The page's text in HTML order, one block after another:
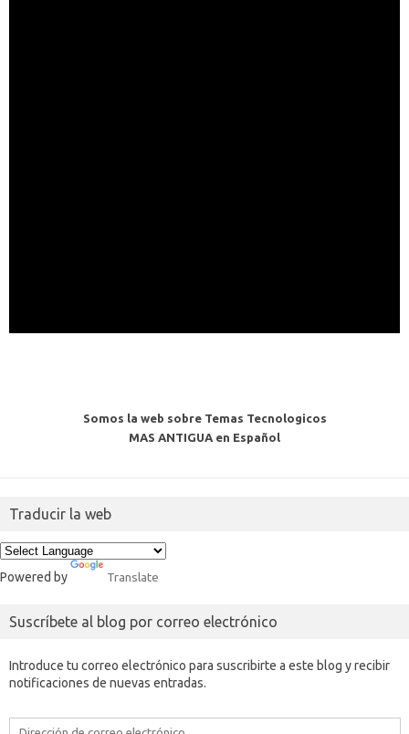
Somos la web sobre Temas Tecnologicos
MAS ANTIGUA en Español
Traducir la web
Powered by Translate
Suscríbete al blog por correo electrónico
Introduce tu correo electrónico para suscribirte a este blog y recibir
notificaciones de nuevas entradas.
Dirección